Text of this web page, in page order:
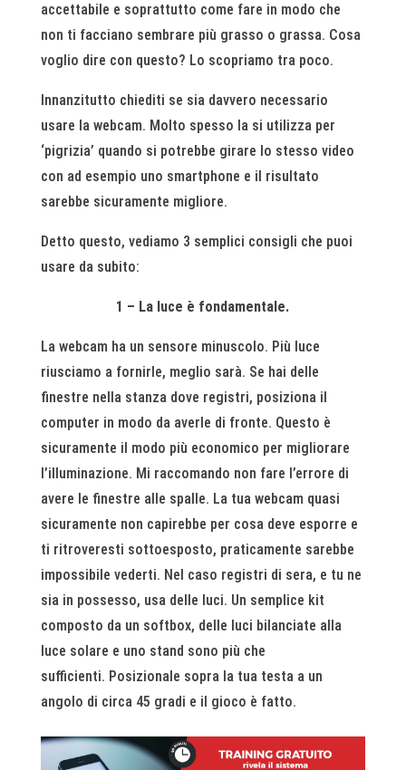
accettabile e soprattutto come fare in modo che
non ti facciano sembrare più grasso o grassa. Cosa
voglio dire con questo? Lo scopriamo tra poco.
Innanzitutto chiediti se sia davvero necessario
usare la webcam. Molto spesso la si utilizza per
‘pigrizia’ quando si potrebbe girare lo stesso video
con ad esempio uno smartphone e il risultato
sarebbe sicuramente migliore.
Detto questo, vediamo 3 semplici consigli che puoi
usare da subito:
1 – La luce è fondamentale.
La webcam ha un sensore minuscolo. Più luce
riusciamo a fornirle, meglio sarà. Se hai delle
finestre nella stanza dove registri, posiziona il
computer in modo da averle di fronte. Questo è
sicuramente il modo più economico per migliorare
l’illuminazione. Mi raccomando non fare l’errore di
avere le finestre alle spalle. La tua webcam quasi
sicuramente non capirebbe per cosa deve esporre e
ti ritroveresti sottoesposto, praticamente sarebbe
impossibile vederti. Nel caso registri di sera, e tu ne
sia in possesso, usa delle luci. Un semplice kit
composto da un softbox, delle luci bilanciate alla
luce solare e uno stand sono più che
sufficienti. Posizionale sopra la tua testa a un
angolo di circa 45 gradi e il gioco è fatto.